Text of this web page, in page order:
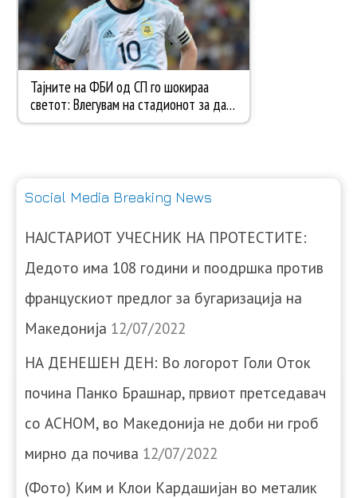
Social Media Breaking News
НАЈСТАРИОТ УЧЕСНИК НА ПРОТЕСТИТЕ:
Дедото има 108 години и поодршка против
францускиот предлог за бугаризација на
Македонија 12/07/2022
НА ДЕНЕШЕН ДЕН: Во логорот Голи Оток
почина Панко Брашнар, првиот претседавач
со АСНОМ, во Македонија не доби ни гроб
мирно да почива 12/07/2022
(Фото) Ким и Клои Кардашијан во металик